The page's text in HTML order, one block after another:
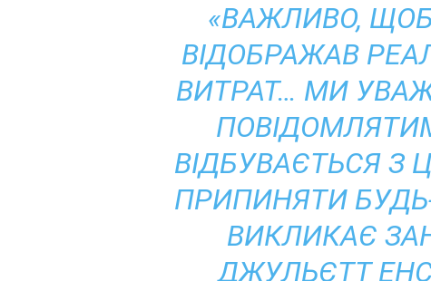
«ВАЖЛИВО,
ВІДОБРАЖАВ
ВИТРАТ… МИ
ВІДБУВАЄТЬСЯ З
ПРИПИНЯТИ
ВИКЛИКАЄ
ДЖУЛЬЄТТ